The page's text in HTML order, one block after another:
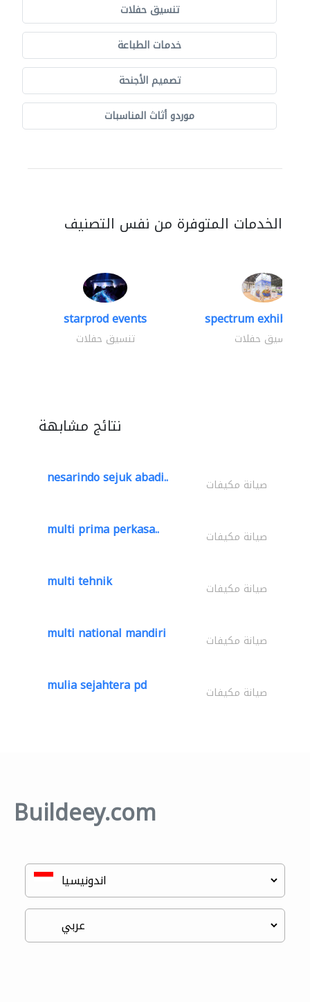
تنسيق حفلات
خدمات الطباعة
تصميم الأجنحة
موردو أثاث المناسبات
الخدمات المتوفرة من نفس التصنيف
starprod events
تنسيق حفلات
spectrum
تنسيق حفلات
نتائج مشابهة
nesarindo sejuk abadi.. صيانة مكيفات
multi prima perkasa.. صيانة مكيفات
multi tehnik صيانة مكيفات
multi national mandiri صيانة مكيفات
mulia sejahtera pd صيانة مكيفات
Buildeey.com